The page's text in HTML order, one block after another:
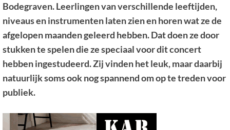
Bodegraven. Leerlingen van verschillende leeftijden,
niveaus en instrumenten laten zien en horen wat ze de
afgelopen maanden geleerd hebben. Dat doen ze door
stukken te spelen die ze speciaal voor dit concert
hebben ingestudeerd. Zij vinden het leuk, maar daarbij
natuurlijk soms ook nog spannend om op te treden voor
publiek.